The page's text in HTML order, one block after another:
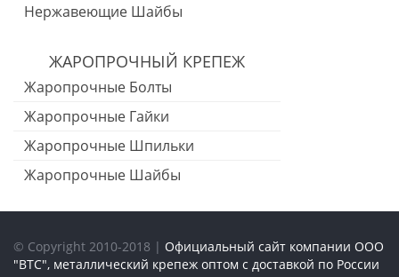
Нержавеющие Шайбы
ЖАРОПРОЧНЫЙ КРЕПЕЖ
Жаропрочные Болты
Жаропрочные Гайки
Жаропрочные Шпильки
Жаропрочные Шайбы
© Copyright 2010-2018 | Официальный сайт компании ООО
"ВТС", металлический крепеж оптом с доставкой по России